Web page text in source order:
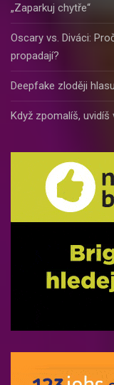
„Zaparkuj chytře“
Oscary vs. Diváci:
propadají?
Deepfake zloději
Když zpomalíš,